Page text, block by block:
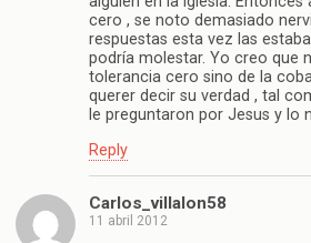
cero , se noto demasiado
respuestas esta vez las
podría molestar. Yo creo que
tolerancia cero sino de la
querer decir su verdad , tal
le preguntaron por Jesus y lo
Reply
Carlos_villalon58
11 abril 2012